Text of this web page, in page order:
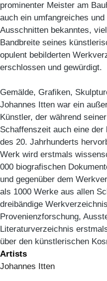
prominenter Meister am
auch ein umfangreiches
Ausschnitten bekanntes,
Bandbreite seines
opulent bebilderten
erschlossen und gewürdigt.
Gemälde, Grafiken,
Johannes Itten war ein
Künstler, der während
Schaffenszeit auch eine der
des 20. Jahrhunderts
Werk wird erstmals
000 biografischen
und gegenüber dem
als 1000 Werke aus allen
dreibändige
Provenienzforschung,
Literaturverzeichnis
über den künstlerischen
Artists
Johannes Itten